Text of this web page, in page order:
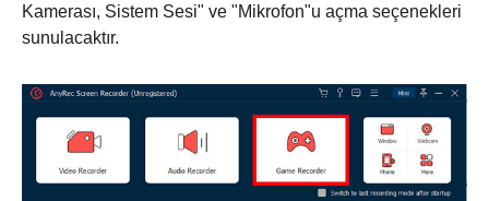
Kamerası, Sistem Sesi" ve "Mikrofon"u açma seçenekleri
sunulacaktır.